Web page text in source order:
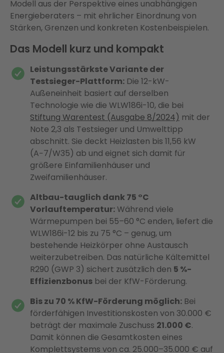
Modell aus der Perspektive eines unabhängigen
Energieberaters – mit ehrlicher Einordnung von
Stärken, Grenzen und konkreten Kostenbeispielen.
Das Modell kurz und kompakt
Leistungsstärkste Variante der
Testsieger-Plattform: Die 12-kW-
Außeneinheit basiert auf derselben
Technologie wie die WLW186i-10, die bei
Stiftung Warentest (Ausgabe 8/2024) mit der
Note 2,3 als Testsieger und Umwelttipp
abschnitt. Sie deckt Heizlasten bis 11,56 kW
(A−7/W35) ab und eignet sich damit für
größere Einfamilienhäuser und
Zweifamilienhäuser.
Altbau-tauglich dank 75 °C
Vorlauftemperatur:Während viele
Wärmepumpen bei 55–60 °C enden, liefert die
WLW186i-12 bis zu 75 °C – genug, um
bestehende Heizkörper ohne Austausch
weiterzubetreiben. Das natürliche Kältemittel
R290 (GWP 3) sichert zusätzlich den 5 %-
Effizienzbonus bei der KfW-Förderung.
Bis zu 70 % KfW-Förderung möglich: Bei
förderfähigen Investitionskosten von 30.000 €
beträgt der maximale Zuschuss 21.000 €.
Damit können die Gesamtkosten eines
Komplettsystems von ca. 25.000–35.000 € auf